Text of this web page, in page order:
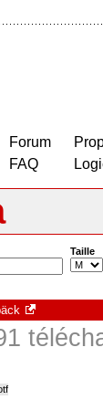
Forum
FAQ
Taille